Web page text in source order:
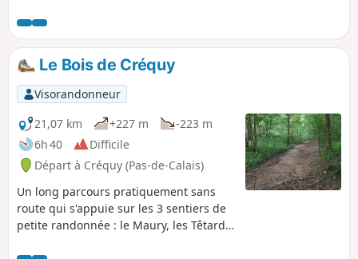
la vallée de la Course, avec ses cressonnières encore en
activité. Halte pique-nique agréable à Enquin sur Baillon
(table ombragée) ou Beussent, près de la rivière. Le départ
se fait d'Enquinehaut car la descente sur la Course est
splendide. Vous verrez de jolies vallées perdues.
Le Bois de Créquy
Visorandonneur
21,07 km
+227 m
-223 m
6h 40
Difficile
Départ à Créquy (Pas-de-Calais)
Un long parcours pratiquement sans
route qui s'appuie sur les 3 sentiers de
petite randonnée : le Maury, les Têtards